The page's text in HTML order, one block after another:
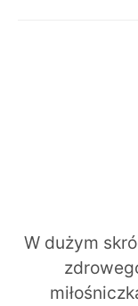
W dużym